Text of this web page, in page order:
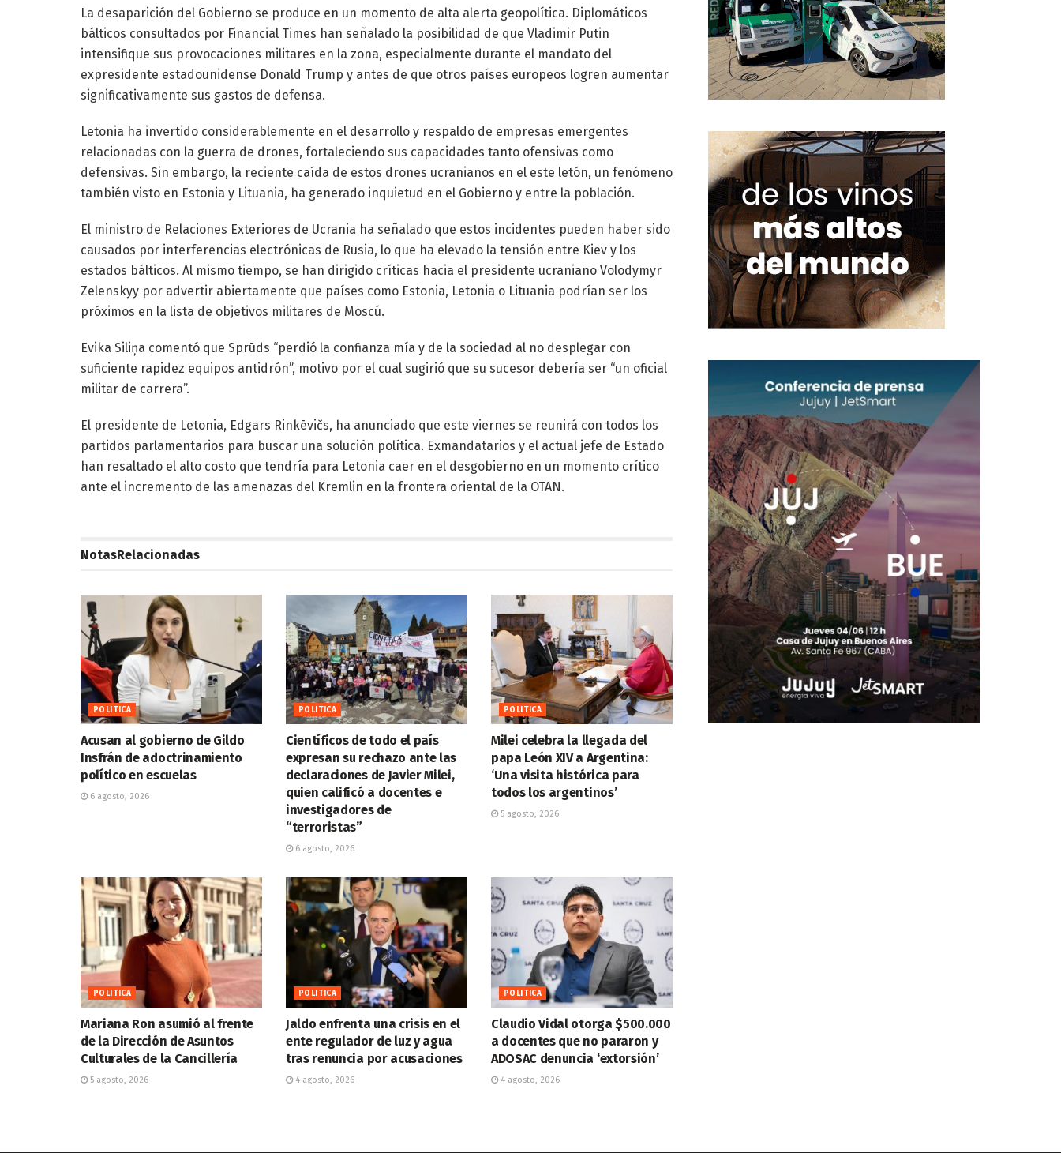
La desaparición del Gobierno se produce en un momento de alta alerta geopolítica. Diplomáticos
bálticos consultados por Financial Times han señalado la posibilidad de que Vladimir Putin
intensifique sus provocaciones militares en la zona, especialmente durante el mandato del
expresidente estadounidense Donald Trump y antes de que otros países europeos logren aumentar
significativamente sus gastos de defensa.
Letonia ha invertido considerablemente en el desarrollo y respaldo de empresas emergentes
relacionadas con la guerra de drones, fortaleciendo sus capacidades tanto ofensivas como
defensivas. Sin embargo, la reciente caída de estos drones ucranianos en el este letón, un fenómeno
también visto en Estonia y Lituania, ha generado inquietud en el Gobierno y entre la población.
El ministro de Relaciones Exteriores de Ucrania ha señalado que estos incidentes pueden haber sido
causados por interferencias electrónicas de Rusia, lo que ha elevado la tensión entre Kiev y los
estados bálticos. Al mismo tiempo, se han dirigido críticas hacia el presidente ucraniano Volodymyr
Zelenskyy por advertir abiertamente que países como Estonia, Letonia o Lituania podrían ser los
próximos en la lista de objetivos militares de Moscú.
Evika Siliņa comentó que Sprūds “perdió la confianza mía y de la sociedad al no desplegar con
suficiente rapidez equipos antidrón”, motivo por el cual sugirió que su sucesor debería ser “un oficial
militar de carrera”.
El presidente de Letonia, Edgars Rinkēvičs, ha anunciado que este viernes se reunirá con todos los
partidos parlamentarios para buscar una solución política. Exmandatarios y el actual jefe de Estado
han resaltado el alto costo que tendría para Letonia caer en el desgobierno en un momento crítico
ante el incremento de las amenazas del Kremlin en la frontera oriental de la OTAN.
NotasRelacionadas
POLITICA
Acusan al gobierno de Gildo
Insfrán de adoctrinamiento
político en escuelas
6 agosto, 2026
POLITICA
Científicos de todo el país
expresan su rechazo ante las
declaraciones de Javier Milei,
quien calificó a docentes e
investigadores de
“terroristas”
6 agosto, 2026
POLITICA
Milei celebra la llegada del
papa León XIV a Argentina:
‘Una visita histórica para
todos los argentinos’
5 agosto, 2026
POLITICA
Mariana Ron asumió al frente
de la Dirección de Asuntos
Culturales de la Cancillería
5 agosto, 2026
POLITICA
Jaldo enfrenta una crisis en el
ente regulador de luz y agua
tras renuncia por acusaciones
4 agosto, 2026
POLITICA
Claudio Vidal otorga $500.000
a docentes que no pararon y
ADOSAC denuncia ‘extorsión’
4 agosto, 2026